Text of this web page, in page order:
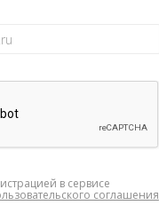
в сервисе
соглашения